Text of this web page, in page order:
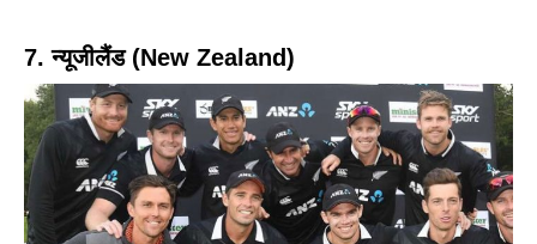
7. न्यूजीलैंड (New Zealand)